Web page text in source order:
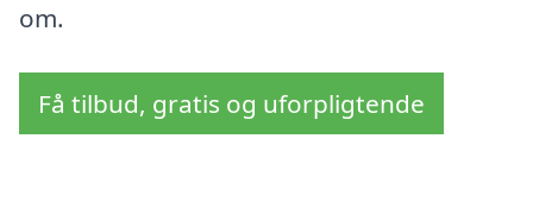
om.
Få tilbud, gratis og uforpligtende